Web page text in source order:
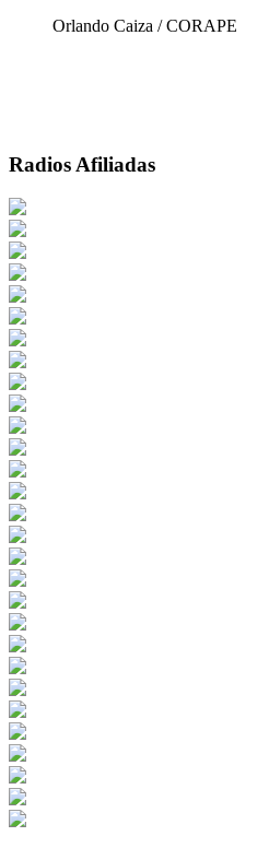
Orlando Caiza / CORAPE
Radios Afiliadas